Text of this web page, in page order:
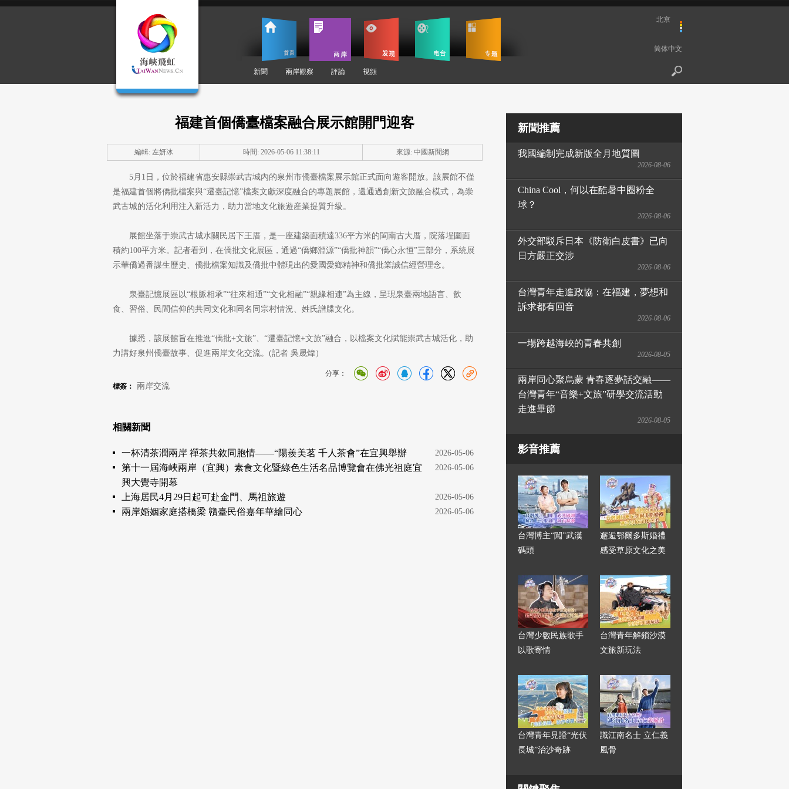
新聞 兩岸觀察 評論 視頻
北京
简体中文
福建首個僑臺檔案融合展示館開門迎客
編輯: 左妍冰 時間: 2026-05-06 11:38:11 來源: 中國新聞網
5月1日，位於福建省惠安縣崇武古城內的泉州市僑臺檔案展示館正式面向遊客開放。該展館不僅
是福建首個將僑批檔案與“遷臺記憶”檔案文獻深度融合的專題展館，還通過創新文旅融合模式，為崇
武古城的活化利用注入新活力，助力當地文化旅遊産業提質升級。
展館坐落于崇武古城水關民居下王厝，是一座建築面積達336平方米的閩南古大厝，院落埕圍面
積約100平方米。記者看到，在僑批文化展區，通過“僑鄉淵源”“僑批神韻”“僑心永恒”三部分，系統展
示華僑過番謀生歷史、僑批檔案知識及僑批中體現出的愛國愛鄉精神和僑批業誠信經營理念。
泉臺記憶展區以“根脈相承”“往來相通”“文化相融”“親緣相連”為主線，呈現泉臺兩地語言、飲
食、習俗、民間信仰的共同文化和同名同宗村情況、姓氏譜牒文化。
據悉，該展館旨在推進“僑批+文旅”、“遷臺記憶+文旅”融合，以檔案文化賦能崇武古城活化，助
力講好泉州僑臺故事、促進兩岸文化交流。(記者 吳晟煒）
分享：
標簽：
兩岸交流
相關新聞
2026-05-06
一杯清茶潤兩岸 禪茶共敘同胞情——“陽羨美茗 千人茶會”在宜興舉辦
2026-05-06
第十一屆海峽兩岸（宜興）素食文化暨綠色生活名品博覽會在佛光祖庭宜
興大覺寺開幕
2026-05-06
上海居民4月29日起可赴金門、馬祖旅遊
2026-05-06
兩岸婚姻家庭搭橋梁 贛臺民俗嘉年華繪同心
新聞推薦
我國編制完成新版全月地質圖
2026-08-06
China Cool，何以在酷暑中圈粉全
球？
2026-08-06
外交部駁斥日本《防衛白皮書》已向
日方嚴正交涉
2026-08-06
台灣青年走進政協：在福建，夢想和
訴求都有回音
2026-08-06
一場跨越海峽的青春共創
2026-08-05
兩岸同心聚烏蒙 青春逐夢話交融——
台灣青年“音樂+文旅”研學交流活動
走進畢節
2026-08-05
影音推薦
台灣博主“闖”武漢
碼頭
邂逅鄂爾多斯婚禮
感受草原文化之美
台灣少數民族歌手
以歌寄情
台灣青年解鎖沙漠
文旅新玩法
台灣青年見證“光伏
長城”治沙奇跡
識江南名士 立仁義
風骨